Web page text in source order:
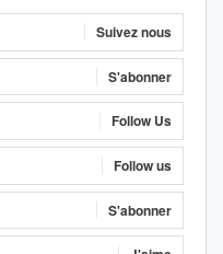
Suivez nous
S'abonner
Follow Us
Follow us
S'abonner